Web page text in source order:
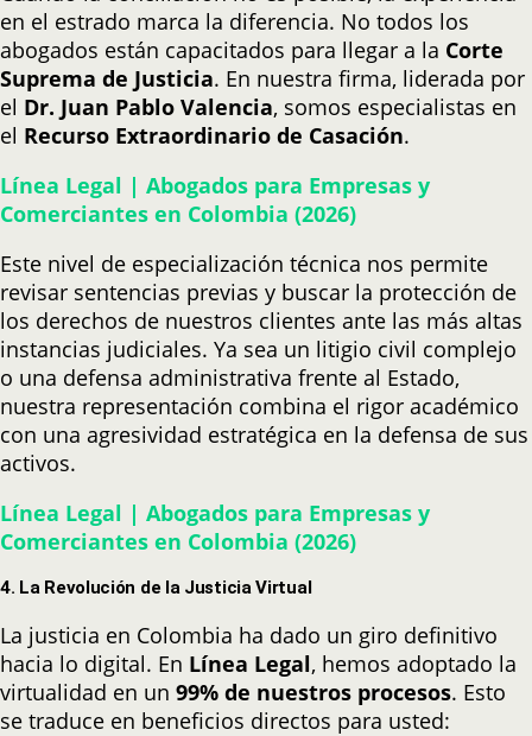
en el estrado marca la diferencia. No todos los
abogados están capacitados para llegar a la Corte
Suprema de Justicia. En nuestra firma, liderada por
el Dr. Juan Pablo Valencia, somos especialistas en
el Recurso Extraordinario de Casación.
Línea Legal | Abogados para Empresas y
Comerciantes en Colombia (2026)
Este nivel de especialización técnica nos permite
revisar sentencias previas y buscar la protección de
los derechos de nuestros clientes ante las más altas
instancias judiciales. Ya sea un litigio civil complejo
o una defensa administrativa frente al Estado,
nuestra representación combina el rigor académico
con una agresividad estratégica en la defensa de sus
activos.
Línea Legal | Abogados para Empresas y
Comerciantes en Colombia (2026)
4. La Revolución de la Justicia Virtual
La justicia en Colombia ha dado un giro definitivo
hacia lo digital. En Línea Legal, hemos adoptado la
virtualidad en un 99% de nuestros procesos. Esto
se traduce en beneficios directos para usted: